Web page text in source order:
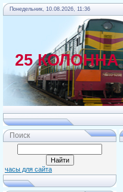
Понедельник, 10.08.2026, 11:36
25 КОЛОННА
Поиск
часы для сайта